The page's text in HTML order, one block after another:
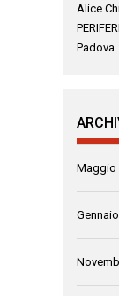
Alice
Padova
Maggio